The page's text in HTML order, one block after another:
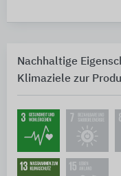
Nachhaltige
Klimaziele zur